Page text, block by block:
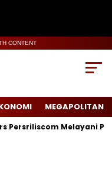
CONTENT
MEGAPOLITAN
Melayani